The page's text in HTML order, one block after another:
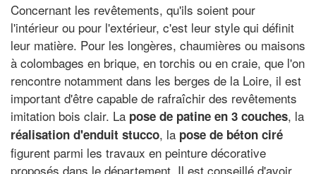
Concernant les revêtements, qu'ils soient pour
l'intérieur ou pour l'extérieur, c'est leur style qui définit
leur matière. Pour les longères, chaumières ou maisons
à colombages en brique, en torchis ou en craie, que l'on
rencontre notamment dans les berges de la Loire, il est
important d'être capable de rafraîchir des revêtements
imitation bois clair. La pose de patine en 3 couches, la
réalisation d'enduit stucco, la pose de béton ciré
figurent parmi les travaux en peinture décorative
proposés dans le département. Il est conseillé d'avoir